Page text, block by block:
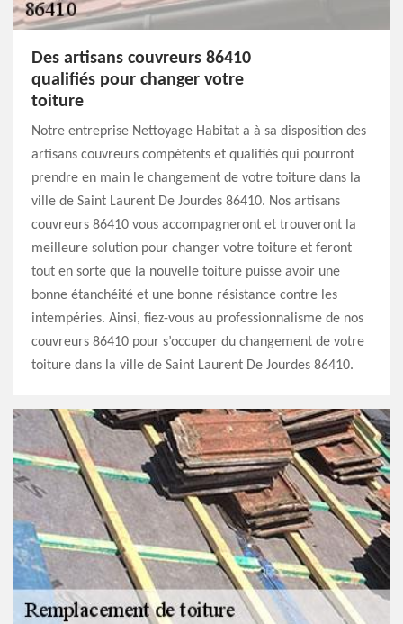
Des artisans couvreurs 86410
qualifiés pour changer votre
toiture
Notre entreprise Nettoyage Habitat a à sa disposition des
artisans couvreurs compétents et qualifiés qui pourront
prendre en main le changement de votre toiture dans la
ville de Saint Laurent De Jourdes 86410. Nos artisans
couvreurs 86410 vous accompagneront et trouveront la
meilleure solution pour changer votre toiture et feront
tout en sorte que la nouvelle toiture puisse avoir une
bonne étanchéité et une bonne résistance contre les
intempéries. Ainsi, fiez-vous au professionnalisme de nos
couvreurs 86410 pour s’occuper du changement de votre
toiture dans la ville de Saint Laurent De Jourdes 86410.